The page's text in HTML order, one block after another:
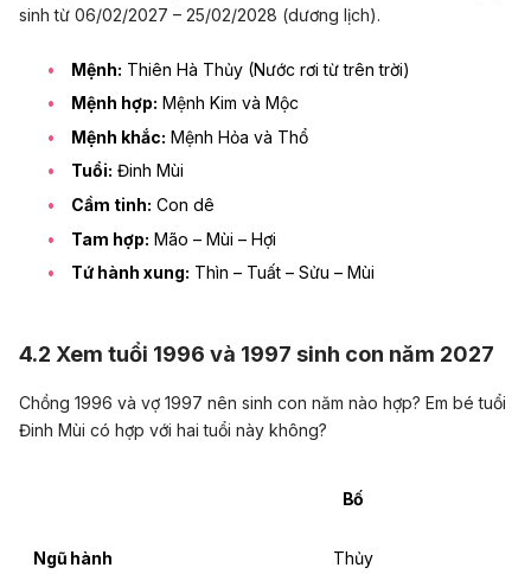
sinh từ 06/02/2027 – 25/02/2028 (dương lịch).
Mệnh: Thiên Hà Thủy (Nước rơi từ trên trời)
Mệnh hợp: Mệnh Kim và Mộc
Mệnh khắc: Mệnh Hỏa và Thổ
Tuổi: Đinh Mùi
Cầm tinh: Con dê
Tam hợp: Mão – Mùi – Hợi
Tứ hành xung: Thìn – Tuất – Sửu – Mùi
4.2 Xem tuổi 1996 và 1997 sinh con năm 2027
Chồng 1996 và vợ 1997 nên sinh con năm nào hợp? Em bé tuổi
Đinh Mùi có hợp với hai tuổi này không?
Bố
Ngũ hành Thủy